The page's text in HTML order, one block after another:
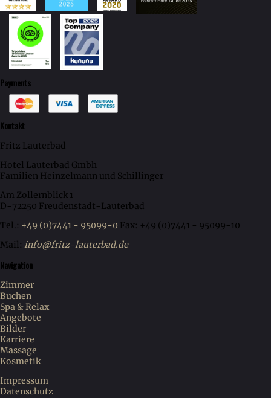
Payments
Kontakt
Fritz Lauterbad
Hotel Lauterbad Gmbh
Familien Heinzelmann und Schillinger
Am Zollernblick 1
D-72250 Freudenstadt-Lauterbad
Tel.: +49 (0)7441 - 95099-0 Fax: +49 (0)7441 - 95099-10
Mail: info@fritz-lauterbad.de
Navigation
Zimmer
Buchen
Spa & Relax
Angebote
Bilder
Karriere
Massage
Kosmetik
Impressum
Datenschutz